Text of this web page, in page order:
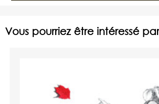
Vous pourriez être intéressé